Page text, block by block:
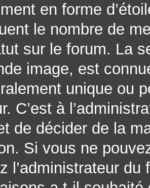
en forme
le nombre de
sur le forum. La
image, est
unique ou
C’est à
de décider de la
Si vous ne
l’administrateur